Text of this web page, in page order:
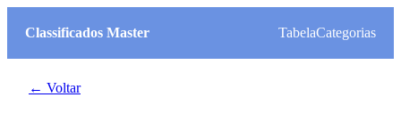
Classificados Master TabelaCategorias
← Voltar